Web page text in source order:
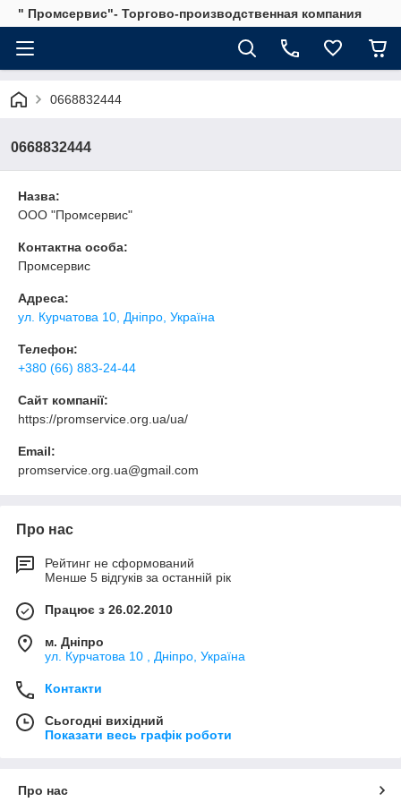
" Промсервис"- Торгово-производственная компания
0668832444
0668832444
Назва:
ООО "Промсервис"
Контактна особа:
Промсервис
Адреса:
ул. Курчатова 10, Дніпро, Україна
Телефон:
+380 (66) 883-24-44
Сайт компанії:
https://promservice.org.ua/ua/
Email:
promservice.org.ua@gmail.com
Про нас
Рейтинг не сформований
Менше 5 відгуків за останній рік
Працює з 26.02.2010
м. Дніпро
ул. Курчатова 10 , Дніпро, Україна
Контакти
Сьогодні вихідний
Показати весь графік роботи
Про нас